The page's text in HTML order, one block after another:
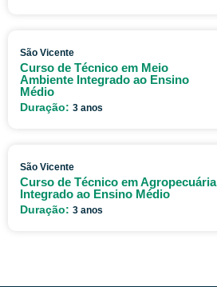
São Vicente
Curso de Técnico em Meio
Ambiente Integrado ao Ensino
Médio
Duração: 3 anos
São Vicente
Curso de Técnico em Agropecuária
Integrado ao Ensino Médio
Duração: 3 anos